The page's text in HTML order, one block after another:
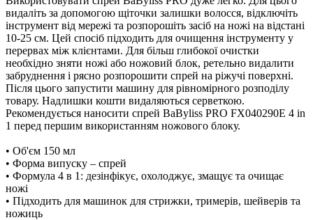
видаліть за допомогою щіточки залишки волосся, відключіть
інструмент від мережі та розпорошіть засіб на ножі на відстані
10-25 см. Цей спосіб підходить для очищення інструменту у
перервах між клієнтами. Для більш глибокої очистки
необхідно зняти ножі або ножовий блок, ретельно видалити
забруднення і рясно розпорошити спрей на ріжучі поверхні.
Після цього запустити машину для рівномірного розподілу
товару. Надлишки кошти видаляються серветкою.
Рекомендується наносити спрей BaByliss PRO FX040290E 4 in
1 перед першим використанням ножового блоку.
• Об'єм 150 мл
• Форма випуску – спрей
• Формула 4 в 1: дезінфікує, охолоджує, змащує та очищає
ножі
• Підходить для машинок для стрижки, тримерів, шейверів та
ножиць